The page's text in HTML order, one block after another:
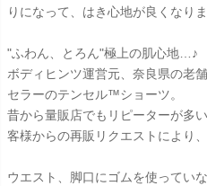
りになって、はき心地が良くなり
"ふわん、とろん"極上の肌心地…♪
ボディヒンツ運営元、奈良県の老
セラーのテンセル™ショーツ。
昔から量販店でもリピーターが多
客様からの再販リクエストにより
ウエスト、脚口にゴムを使ってい